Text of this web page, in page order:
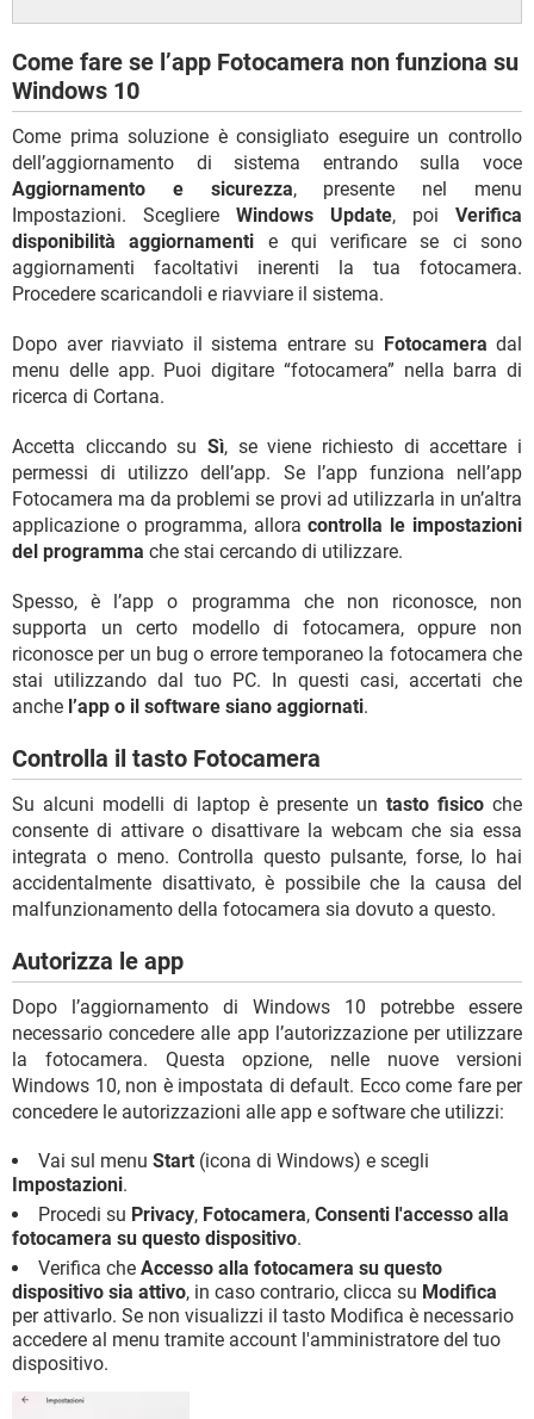
Come fare se l’app Fotocamera non funziona su
Windows 10
Come prima soluzione è consigliato eseguire un controllo
dell’aggiornamento di sistema entrando sulla voce
Aggiornamento e sicurezza, presente nel menu
Impostazioni. Scegliere Windows Update, poi Verifica
disponibilità aggiornamenti e qui verificare se ci sono
aggiornamenti facoltativi inerenti la tua fotocamera.
Procedere scaricandoli e riavviare il sistema.
Dopo aver riavviato il sistema entrare su Fotocamera dal
menu delle app. Puoi digitare “fotocamera” nella barra di
ricerca di Cortana.
Accetta cliccando su Sì, se viene richiesto di accettare i
permessi di utilizzo dell’app. Se l’app funziona nell’app
Fotocamera ma da problemi se provi ad utilizzarla in un’altra
applicazione o programma, alloracontrolla le impostazioni
del programma che stai cercando di utilizzare.
Spesso, è l’app o programma che non riconosce, non
supporta un certo modello di fotocamera, oppure non
riconosce per un bug o errore temporaneo la fotocamera che
stai utilizzando dal tuo PC. In questi casi, accertati che
anche l’app o il software siano aggiornati.
Controlla il tasto Fotocamera
Su alcuni modelli di laptop è presente un tasto fisico che
consente di attivare o disattivare la webcam che sia essa
integrata o meno. Controlla questo pulsante, forse, lo hai
accidentalmente disattivato, è possibile che la causa del
malfunzionamento della fotocamera sia dovuto a questo.
Autorizza le app
Dopo l’aggiornamento di Windows 10 potrebbe essere
necessario concedere alle app l’autorizzazione per utilizzare
la fotocamera. Questa opzione, nelle nuove versioni
Windows 10, non è impostata di default. Ecco come fare per
concedere le autorizzazioni alle app e software che utilizzi:
Vai sul menu Start (icona di Windows) e scegli
Impostazioni.
Procedi su Privacy, Fotocamera, Consenti l'accesso alla
fotocamera su questo dispositivo.
Verifica che Accesso alla fotocamera su questo
dispositivo sia attivo, in caso contrario, clicca su Modifica
per attivarlo. Se non visualizzi il tasto Modifica è necessario
accedere al menu tramite account l'amministratore del tuo
dispositivo.